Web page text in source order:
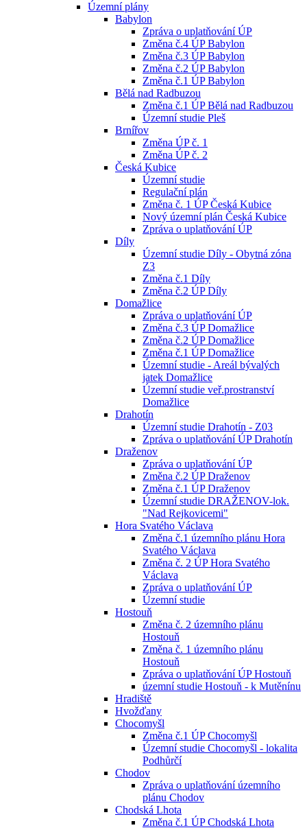
Územní plány
Babylon
Zpráva o uplatňování ÚP
Změna č.4 ÚP Babylon
Změna č.3 ÚP Babylon
Změna č.2 ÚP Babylon
Změna č.1 ÚP Babylon
Bělá nad Radbuzou
Změna č.1 ÚP Bělá nad Radbuzou
Územní studie Pleš
Brnířov
Změna ÚP č. 1
Změna ÚP č. 2
Česká Kubice
Územní studie
Regulační plán
Změna č. 1 ÚP Česká Kubice
Nový územní plán Česká Kubice
Zpráva o uplatňování ÚP
Díly
Územní studie Díly - Obytná zóna
Z3
Změna č.1 Díly
Změna č.2 ÚP Díly
Domažlice
Zpráva o uplatňování ÚP
Změna č.3 ÚP Domažlice
Změna č.2 ÚP Domažlice
Změna č.1 ÚP Domažlice
Územní studie - Areál bývalých
jatek Domažlice
Územní studie veř.prostranství
Domažlice
Drahotín
Územní studie Drahotín - Z03
Zpráva o uplatňování ÚP Drahotín
Draženov
Zpráva o uplatňování ÚP
Změna č.2 ÚP Draženov
Změna č.1 ÚP Draženov
Územní studie DRAŽENOV-lok.
"Nad Rejkovicemi"
Hora Svatého Václava
Změna č.1 územního plánu Hora
Svatého Václava
Změna č. 2 ÚP Hora Svatého
Václava
Zpráva o uplatňování ÚP
Územní studie
Hostouň
Změna č. 2 územního plánu
Hostouň
Změna č. 1 územního plánu
Hostouň
Zpráva o uplatňování ÚP Hostouň
územní studie Hostouň - k Mutěnínu
Hradiště
Hvožďany
Chocomyšl
Změna č.1 ÚP Chocomyšl
Územní studie Chocomyšl - lokalita
Podhůrčí
Chodov
Zpráva o uplatňování územního
plánu Chodov
Chodská Lhota
Změna č.1 ÚP Chodská Lhota